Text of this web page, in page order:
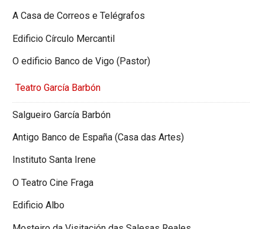
A Casa de Correos e Telégrafos
Edificio Círculo Mercantil
O edificio Banco de Vigo (Pastor)
Teatro García Barbón
Salgueiro García Barbón
Antigo Banco de España (Casa das Artes)
Instituto Santa Irene
O Teatro Cine Fraga
Edificio Albo